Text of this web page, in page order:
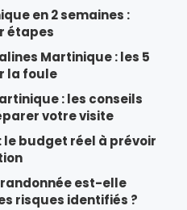
en 2 semaines :
étapes
Martinique : les 5
la foule
: les conseils
votre visite
le budget réel à prévoir
est-elle
risques identifiés ?